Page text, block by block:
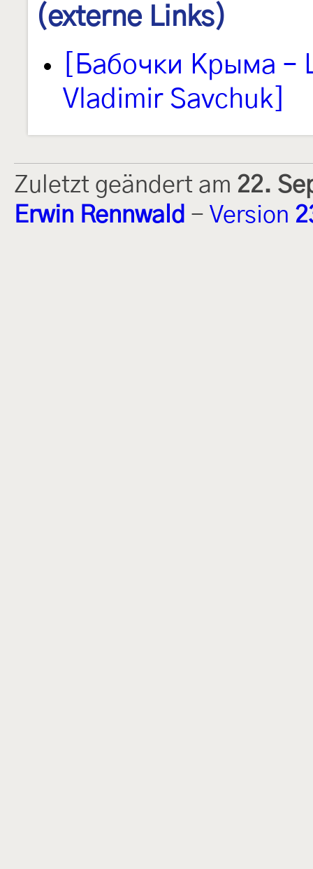
(externe Links)
[Бабочки Крыма –
Vladimir Savchuk]
Zuletzt geändert am 22.
Erwin Rennwald - Version